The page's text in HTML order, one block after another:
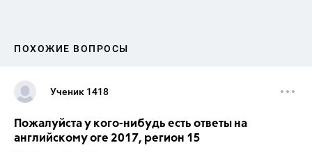
ПОХОЖИЕ ВОПРОСЫ
Ученик 1418
Пожалуйста у кого-нибудь есть ответы на
английскому оге 2017, регион 15